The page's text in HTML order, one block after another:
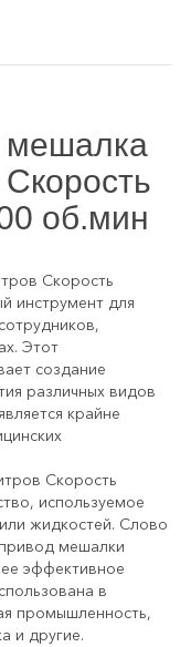
мешалка
об.мин
Скорость
инструмент для
Этот
создание
различных видов
крайне
Скорость
используемое
жидкостей. Слово
мешалки
эффективное
в
промышленность,
и другие.